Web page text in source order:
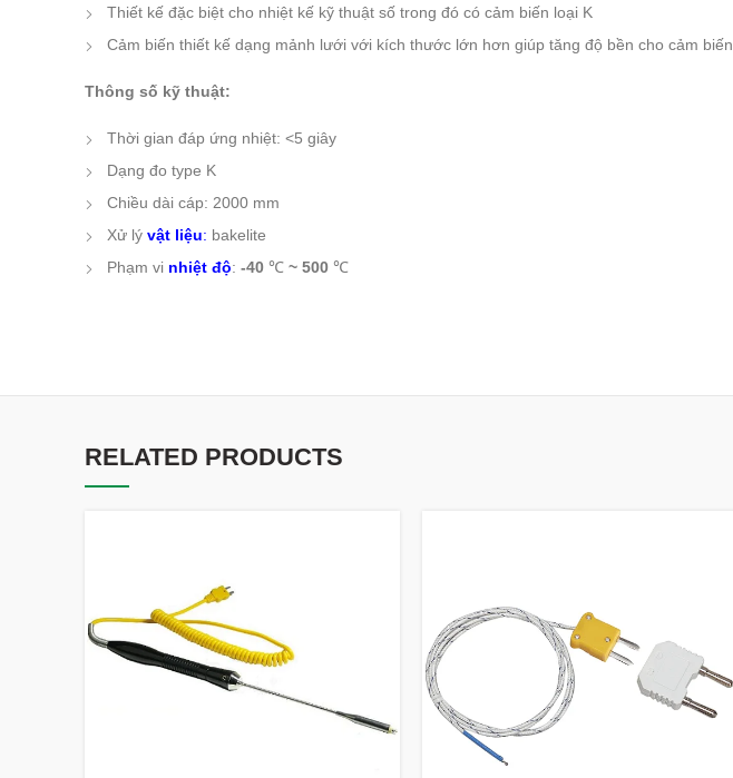
Thiết kế đặc biệt cho nhiệt kế kỹ thuật số trong đó có cảm biến loại K
Cảm biến thiết kế dạng mảnh lưới với kích thước lớn hơn giúp tăng độ bền cho cảm biến
Thông số kỹ thuật:
Thời gian đáp ứng nhiệt: <5 giây
Dạng đo type K
Chiều dài cáp: 2000 mm
Xử lý vật liệu: bakelite
Phạm vi nhiệt độ: -40 ℃ ~ 500 ℃
RELATED PRODUCTS